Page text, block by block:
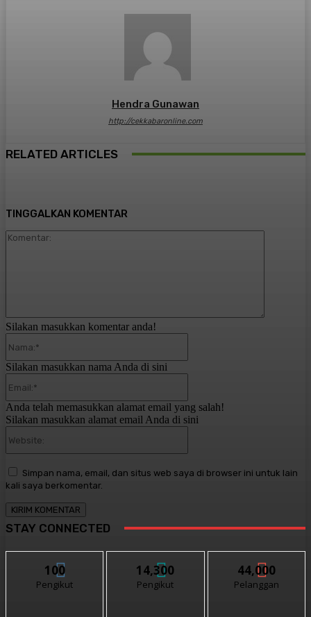
Hendra Gunawan
http://cekkabaronline.com
RELATED ARTICLES
TINGGALKAN KOMENTAR
Silakan masukkan komentar anda!
Silakan masukkan nama Anda di sini
Anda telah memasukkan alamat email yang salah!
Silakan masukkan alamat email Anda di sini
Simpan nama, email, dan situs web saya di browser ini untuk lain
kali saya berkomentar.
STAY CONNECTED
100
Pengikut
14,300
Pengikut
44,000
Pelanggan